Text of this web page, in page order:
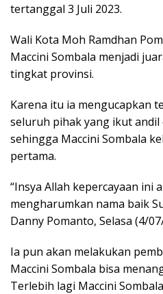
tertanggal 3 Juli 2023.
Wali Kota Moh Ramdhan
Maccini Sombala menjadi
tingkat provinsi.
Karena itu ia mengucapkan
seluruh pihak yang ikut
sehingga Maccini Sombala
pertama.
“Insya Allah kepercayaan ini
mengharumkan nama baik
Danny Pomanto, Selasa (4/
Ia pun akan melakukan
Maccini Sombala bisa
Terlebih lagi Maccini